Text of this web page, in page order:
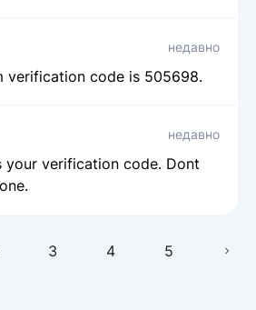
недавно
verification code is 505698.
недавно
your verification code. Dont
3 4 5